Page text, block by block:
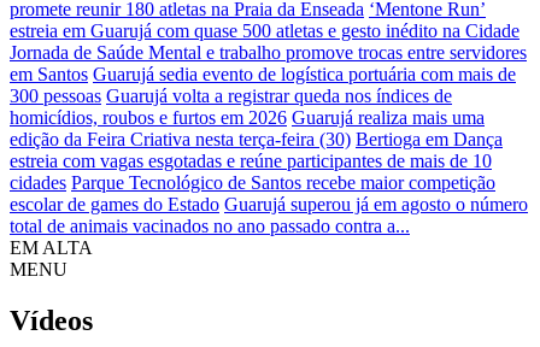
promete reunir 180 atletas na Praia da Enseada ‘Mentone Run’
estreia em Guarujá com quase 500 atletas e gesto inédito na Cidade
Jornada de Saúde Mental e trabalho promove trocas entre servidores
em Santos Guarujá sedia evento de logística portuária com mais de
300 pessoas Guarujá volta a registrar queda nos índices de
homicídios, roubos e furtos em 2026 Guarujá realiza mais uma
edição da Feira Criativa nesta terça-feira (30) Bertioga em Dança
estreia com vagas esgotadas e reúne participantes de mais de 10
cidades Parque Tecnológico de Santos recebe maior competição
escolar de games do Estado Guarujá superou já em agosto o número
total de animais vacinados no ano passado contra a...
EM ALTA
MENU
Vídeos